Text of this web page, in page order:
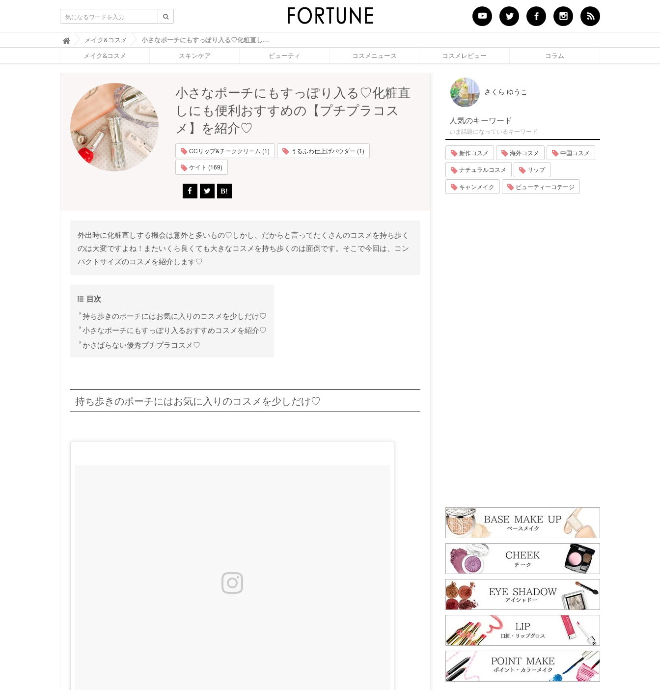
ふ
ぉ
ち
O
R
T
U
N
メイク&コスメ 小さなポーチにもすっぽり入る♡化粧直しにも便利おすすめの【プチプラコスメ】を紹介♡ - ふぉーちゅん(FORTUNE)
メイク&コスメ スキンケア ビューティ コスメニュース コスメレビュー コラム
小さなポーチにもすっぽり入る♡化粧直
しにも便利おすすめの【プチプラコス
メ】を紹介♡
CCリップ&チーククリーム (1)
うるふわ仕上げパウダー (1)
ケイト (169)
外出時に化粧直しする機会は意外と多いもの♡しかし、だからと言ってたくさんのコスメを持ち歩く
のは大変ですよね！またいくら良くても大きなコスメを持ち歩くのは面倒です。そこで今回は、コン
パクトサイズのコスメを紹介します♡
目次
持ち歩きのポーチにはお気に入りのコスメを少しだけ♡
小さなポーチにもすっぽり入るおすすめコスメを紹介♡
かさばらない優秀プチプラコスメ♡
持ち歩きのポーチにはお気に入りのコスメを少しだけ♡
さくら ゆうこ
人気のキーワード
いま話題になっているキーワード
新作コスメ 海外コスメ 中国コスメ
ナチュラルコスメ リップ
キャンメイク ビューティーコテージ